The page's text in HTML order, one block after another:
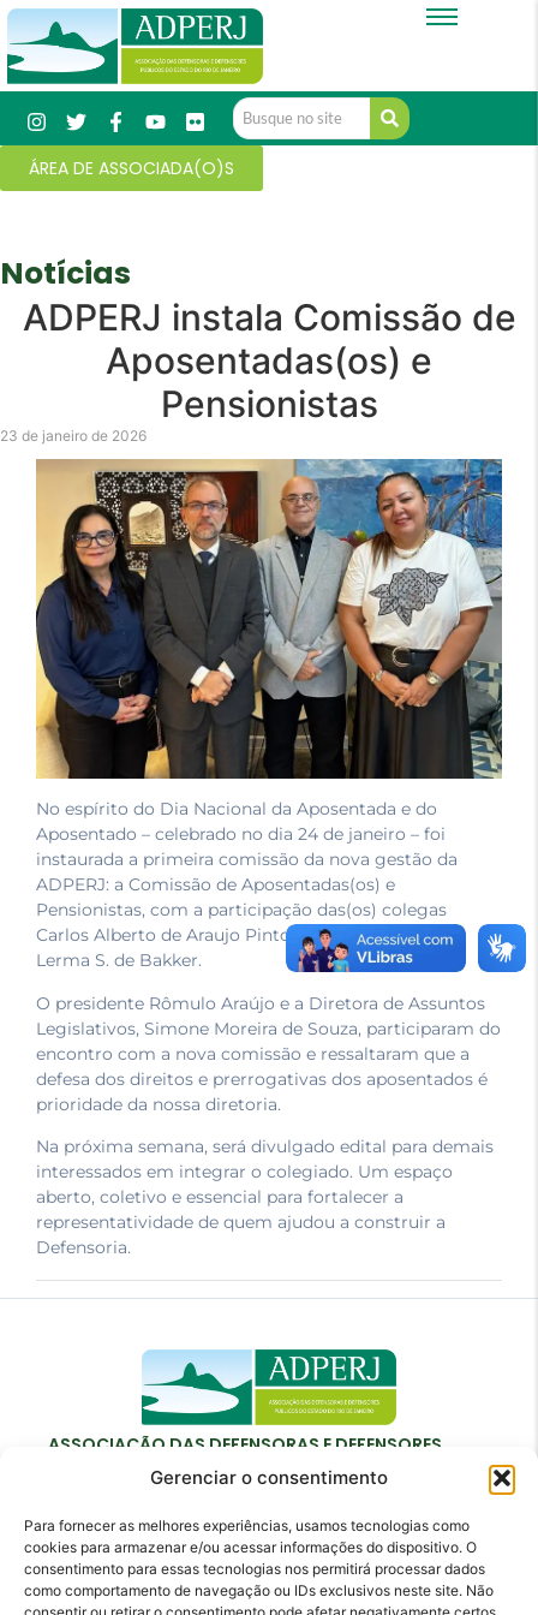
Gerenciar o consentimento
Para fornecer as melhores experiências, usamos tecnologias como
cookies para armazenar e/ou acessar informações do dispositivo. O
consentimento para essas tecnologias nos permitirá processar dados
como comportamento de navegação ou IDs exclusivos neste site. Não
ÁREA DE ASSOCIADA(O)S
Notícias
ADPERJ instala Comissão de
Aposentadas(os) e
Pensionistas
23 de janeiro de 2026
No espírito do Dia Nacional da Aposentada e do
Aposentado – celebrado no dia 24 de janeiro – foi
instaurada a primeira comissão da nova gestão da
ADPERJ: a Comissão de Aposentadas(os) e
Pensionistas, com a participação das(os) colegas
Carlos Alberto de Araujo Pinto e Denise Herbster P.
Lerma S. de Bakker.
O presidente Rômulo Araújo e a Diretora de Assuntos
Legislativos, Simone Moreira de Souza, participaram do
encontro com a nova comissão e ressaltaram que a
defesa dos direitos e prerrogativas dos aposentados é
prioridade da nossa diretoria.
Na próxima semana, será divulgado edital para demais
interessados em integrar o colegiado. Um espaço
aberto, coletivo e essencial para fortalecer a
representatividade de quem ajudou a construir a
Defensoria.
ASSOCIAÇÃO DAS DEFENSORAS E DEFENSORES
PÚBLICOS DO ESTADO DO RIO DE JANEIRO